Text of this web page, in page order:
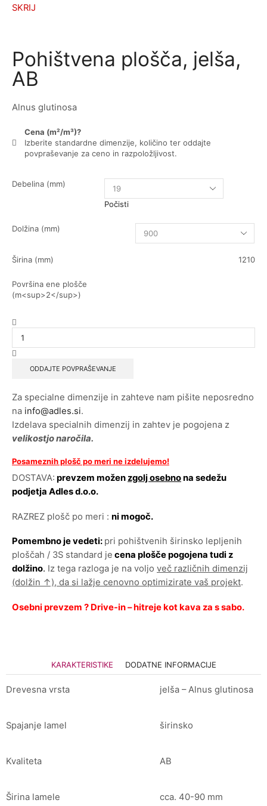
SKRIJ
Pohištvena plošča, jelša,
AB
Alnus glutinosa
Cena (m²/m³)?
Izberite standardne dimenzije, količino ter oddajte
povpraševanje za ceno in razpoložljivost.
Debelina (mm)
Počisti
Dolžina (mm)
Širina (mm) 1210
Površina ene plošče
(m<sup>2</sup>)
ODDAJTE POVPRAŠEVANJE
Za specialne dimenzije in zahteve nam pišite neposredno
na info@adles.si.
Izdelava specialnih dimenzij in zahtev je pogojena z
velikostjo naročila.
Posameznih plošč po meri ne izdelujemo!
DOSTAVA: prevzem moženzgolj osebnona sedežu
podjetja Adles d.o.o.
RAZREZ plošč po meri : ni mogoč.
Pomembno je vedeti: pri pohištvenih širinsko lepljenih
ploščah / 3S standard je cena plošče pogojena tudi z
dolžino. Iz tega razloga je na voljo več različnih dimenzij
(dolžin ↑), da si lažje cenovno optimizirate vaš projekt.
Osebni prevzem ? Drive-in – hitreje kot kava za s sabo.
KARAKTERISTIKE DODATNE INFORMACIJE
Drevesna vrsta jelša – Alnus glutinosa
Spajanje lamel širinsko
Kvaliteta AB
Širina lamele cca. 40-90 mm